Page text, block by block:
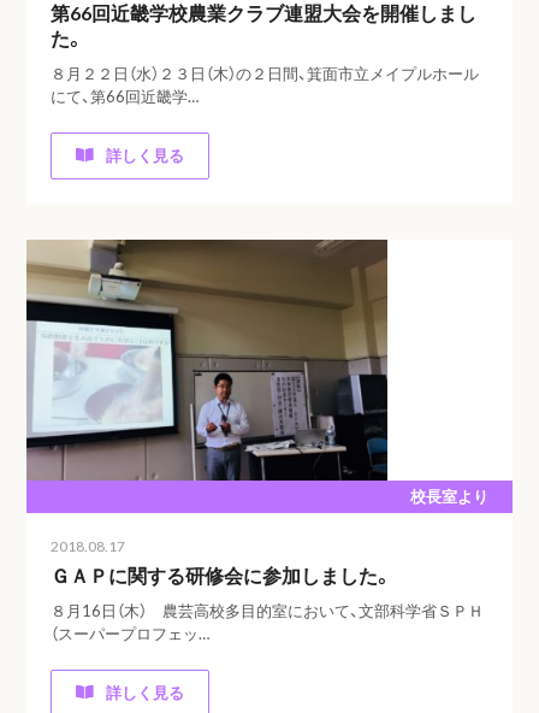
第66回近畿学校農業クラブ連盟大会を開催しまし
た。
８月２２日（水）２３日（木）の２日間、箕面市立メイプルホール
にて、第66回近畿学…
詳しく見る
校長室より
2018.08.17
ＧＡＰに関する研修会に参加しました。
８月16日（木） 農芸高校多目的室において、文部科学省ＳＰＨ
（スーパープロフェッ…
詳しく見る